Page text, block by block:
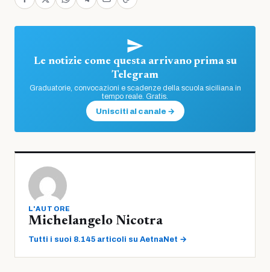
Le notizie come questa arrivano prima su
Telegram
Graduatorie, convocazioni e scadenze della scuola siciliana in
tempo reale. Gratis.
Unisciti al canale →
L'AUTORE
Michelangelo Nicotra
Tutti i suoi 8.145 articoli su AetnaNet →